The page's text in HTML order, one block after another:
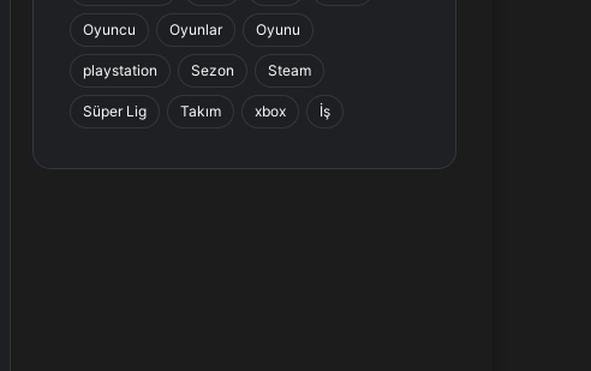
k
n
a
m
Oyuncu Oyunlar Oyunu
playstation Sezon Steam
Süper Lig Takım xbox İş